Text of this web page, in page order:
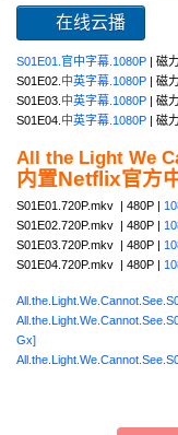
在线云播
S01E01.官中字幕.1080P | 磁
S01E02. 中英字幕.1080P | 磁
S01E03. 中英字幕.1080P | 磁
S01E04. 中英字幕.1080P | 磁
All the Light We
内置Netflix官方
S01E01.720P.mkv | 480P |
S01E02.720P.mkv | 480P |
S01E03.720P.mkv | 480P |
S01E04.720P.mkv | 480P |
Gx]